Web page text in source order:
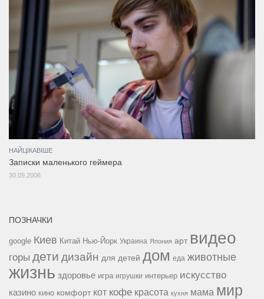
НАЙЦІКАВІШЕ
Записки маленького геймера
30.09.2006
ПОЗНАЧКИ
google Киев Китай Нью-Йорк Украина Япония арт видео
горы дети дизайн для детей дом еда животные
жизнь здоровье игра игрушки интерьер искусство
казино кино комфорт кот кофе красота кухня мама мир